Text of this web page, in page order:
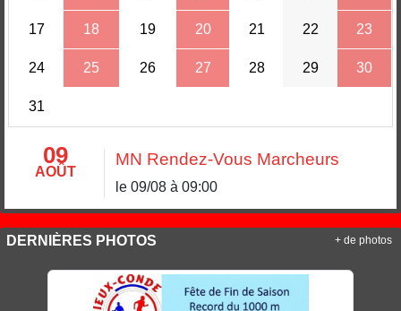
17 18 19 20 21 22 23
24 25 26 27 28 29 30
31
09
AOÛT
MN Rendez-Vous Marcheurs
le 09/08 à 09:00
DERNIÈRES PHOTOS + de photos